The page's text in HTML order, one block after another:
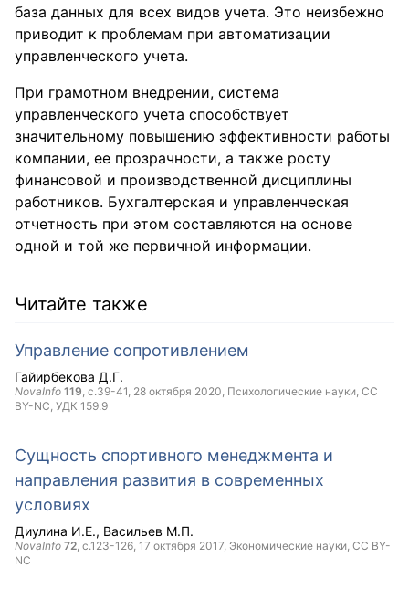
база данных для всех видов учета. Это неизбежно
приводит к проблемам при автоматизации
управленческого учета.
При грамотном внедрении, система
управленческого учета способствует
значительному повышению эффективности работы
компании, ее прозрачности, а также росту
финансовой и производственной дисциплины
работников. Бухгалтерская и управленческая
отчетность при этом составляются на основе
одной и той же первичной информации.
Читайте также
Управление сопротивлением
Гайирбекова Д.Г.
NovaInfo 119 , с.39-41, 28 октября 2020 , Психологические науки, CC
BY-NC , УДК 159.9
Сущность спортивного менеджмента и
направления развития в современных
условиях
Диулина И.Е. Васильев М.П.
NovaInfo 72 , с.123-126, 17 октября 2017 , Экономические науки, CC BY-
NC